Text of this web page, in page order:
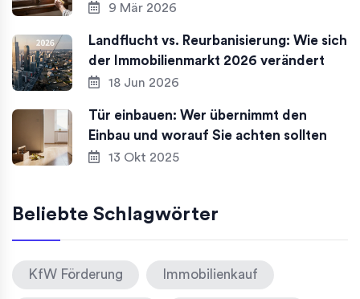
9 Mär 2026
Landflucht vs. Reurbanisierung: Wie sich
der Immobilienmarkt 2026 verändert
18 Jun 2026
Tür einbauen: Wer übernimmt den
Einbau und worauf Sie achten sollten
13 Okt 2025
Beliebte Schlagwörter
KfW Förderung Immobilienkauf